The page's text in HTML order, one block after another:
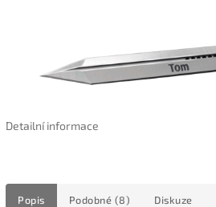
Detailní informace
Popis Podobné (8) Diskuze